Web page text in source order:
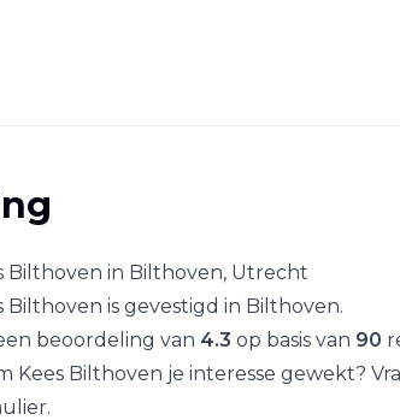
Bilthoven in Bilthoven, Utrecht
Bilthoven is gevestigd in Bilthoven.
beoordeling van 4.3 op basis van 90
Kees Bilthoven je interesse gewekt?